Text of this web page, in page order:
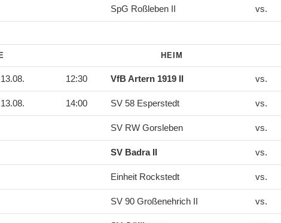
SpG Roßleben II vs.
HEIM
13.08. 12:30 VfB Artern 1919 II vs.
13.08. 14:00 SV 58 Esperstedt vs.
SV RW Gorsleben vs.
SV Badra II vs.
Einheit Rockstedt vs.
SV 90 Großenehrich II vs.